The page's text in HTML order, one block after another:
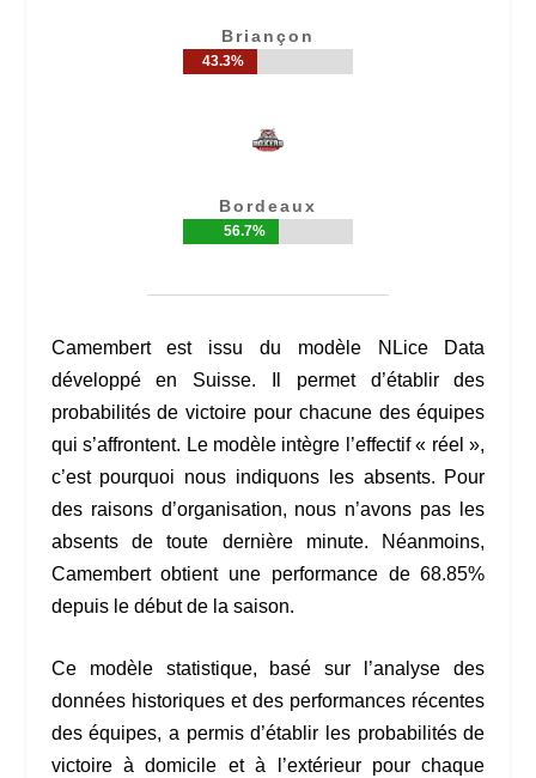
Briançon
43.3%
43.3%
Bordeaux
56.7%
56.7%
Camembert est issu du modèle NLice Data
développé en Suisse. Il permet d’établir des
probabilités de victoire pour chacune des équipes
qui s’affrontent. Le modèle intègre l’effectif « réel »,
c’est pourquoi nous indiquons les absents. Pour
des raisons d’organisation, nous n’avons pas les
absents de toute dernière minute. Néanmoins,
Camembert obtient une performance de 68.85%
depuis le début de la saison.
Ce modèle statistique, basé sur l’analyse des
données historiques et des performances récentes
des équipes, a permis d’établir les probabilités de
victoire à domicile et à l’extérieur pour chaque